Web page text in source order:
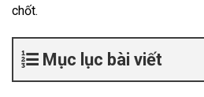
chốt.
Mục lục bài viết